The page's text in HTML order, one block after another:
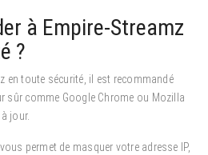
à Empire-Streamz
?
en toute sécurité, il est recommandé
sûr comme Google Chrome ou Mozilla
jour.
permet de masquer votre adresse IP,